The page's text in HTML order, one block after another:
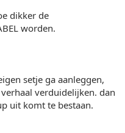
dikker de
worden.
setje ga aanleggen,
verduidelijken. dan
uit komt te bestaan.